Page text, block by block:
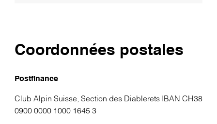
Coordonnées postales
Postfinance
Club Alpin Suisse, Section des Diablerets IBAN CH38
0900 0000 1000 1645 3